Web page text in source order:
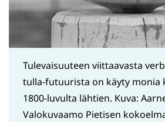
Tulevaisuuteen viittaavasta
tulla-futuurista on käyty monia
1800-luvulta lähtien. Kuva:
Valokuvaamo Pietisen